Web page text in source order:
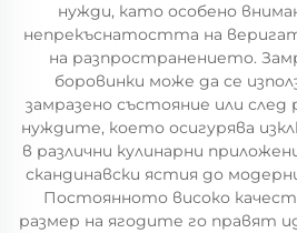
нужди, като особено
непрекъснатостта на
на разпространението.
боровинки може да се
замразено състояние или след
нуждите, което осигурява
в различни кулинарни
скандинавски ястия до
Постоянното високо
размер на ягодите го правят